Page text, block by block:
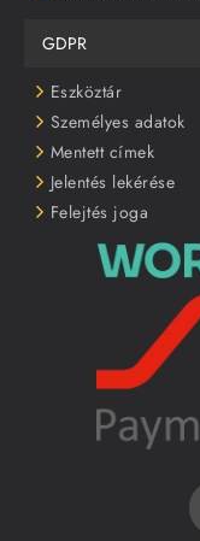
GDPR
Eszköztár
Személyes adatok
Mentett címek
Jelentés lekérése
Felejtés joga